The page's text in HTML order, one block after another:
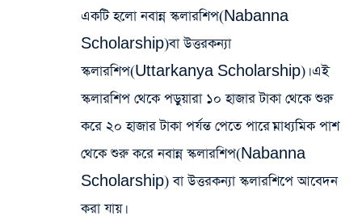
একটি হলো নবান্ন স্কলারশিপ(Nabanna
Scholarship)বা উত্তরকন্যা
স্কলারশিপ(Uttarkanya Scholarship)। এই
স্কলারশিপ থেকে পড়ুয়ারা ১০ হাজার টাকা থেকে শুরু
করে ২০ হাজার টাকা পর্যন্ত পেতে পারে।মাধ্যমিক পাশ
থেকে শুরু করে নবান্ন স্কলারশিপ(Nabanna
Scholarship) বা উত্তরকন্যা স্কলারশিপে আবেদন
করা যায়।